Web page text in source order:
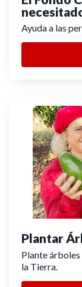
Ayuda a las
Plantar
Plante
la Tierra.